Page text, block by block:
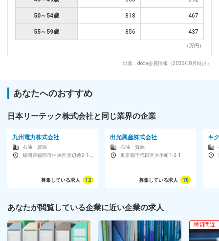
50～54歳 818 467
55～59歳 856 437
（万円）
出典：doda会員情報（2026年8月時点）
あなたへのおすすめ
日本リーテック株式会社と同じ業界の企業
九州電力株式会社
石油・資源
募集している求人 12
出光興産株式会社
石油・資源
東京都千代田区大手町1-2-1
募集している求人 70
キ
あなたが閲覧している企業に近い企業の求人
締切間近